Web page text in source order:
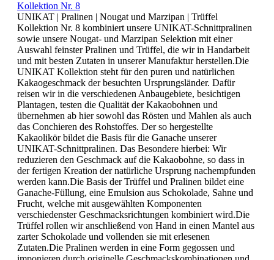
Kollektion Nr. 8
UNIKAT | Pralinen | Nougat und Marzipan | Trüffel
Kollektion Nr. 8 kombiniert unsere UNIKAT-Schnittpralinen
sowie unsere Nougat- und Marzipan Selektion mit einer
Auswahl feinster Pralinen und Trüffel, die wir in Handarbeit
und mit besten Zutaten in unserer Manufaktur herstellen.Die
UNIKAT Kollektion steht für den puren und natürlichen
Kakaogeschmack der besuchten Ursprungsländer. Dafür
reisen wir in die verschiedenen Anbaugebiete, besichtigen
Plantagen, testen die Qualität der Kakaobohnen und
übernehmen ab hier sowohl das Rösten und Mahlen als auch
das Conchieren des Rohstoffes. Der so hergestellte
Kakaolikör bildet die Basis für die Ganache unserer
UNIKAT-Schnittpralinen. Das Besondere hierbei: Wir
reduzieren den Geschmack auf die Kakaobohne, so dass in
der fertigen Kreation der natürliche Ursprung nachempfunden
werden kann.Die Basis der Trüffel und Pralinen bildet eine
Ganache-Füllung, eine Emulsion aus Schokolade, Sahne und
Frucht, welche mit ausgewählten Komponenten
verschiedenster Geschmacksrichtungen kombiniert wird.Die
Trüffel rollen wir anschließend von Hand in einen Mantel aus
zarter Schokolade und vollenden sie mit erlesenen
Zutaten.Die Pralinen werden in eine Form gegossen und